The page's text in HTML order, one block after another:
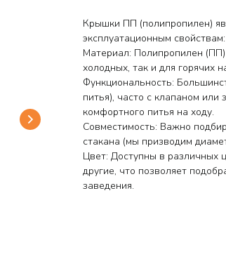
Крышки ПП (полипропилен)
эксплуатационным свойствам:
Материал: Полипропилен
холодных, так и для горячих
Функциональность:
питья), часто с клапаном или
комфортного питья на ходу.
Совместимость: Важно
стакана (мы призводим
Цвет: Доступны в различных
другие, что позволяет
заведения.